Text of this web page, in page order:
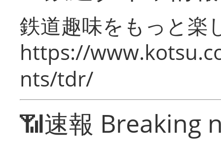
鉄道趣味をもっと楽
https://
nts/tdr/
📶速報 Breaking